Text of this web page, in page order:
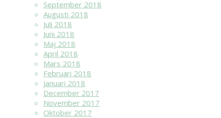
September 2018
Augusti 2018
Juli 2018
Juni 2018
Maj 2018
April 2018
Mars 2018
Februari 2018
Januari 2018
December 2017
November 2017
Oktober 2017